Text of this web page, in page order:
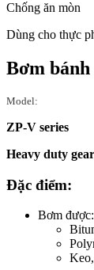
Chống ăn mòn
Dùng cho thực
Bơm
Model:
ZP-V series
Heavy duty
Đặc điểm:
Bơm được: